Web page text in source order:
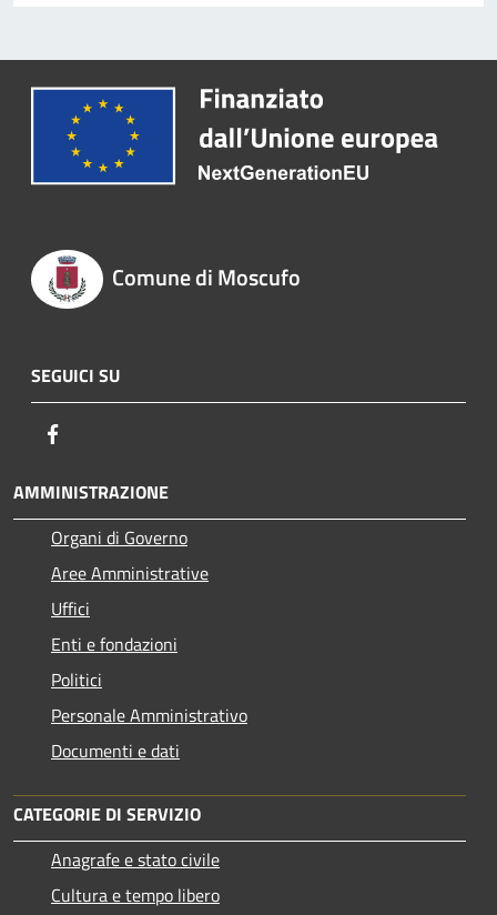
Comune di Moscufo
SEGUICI SU
AMMINISTRAZIONE
Organi di Governo
Aree Amministrative
Uffici
Enti e fondazioni
Politici
Personale Amministrativo
Documenti e dati
CATEGORIE DI SERVIZIO
Anagrafe e stato civile
Cultura e tempo libero